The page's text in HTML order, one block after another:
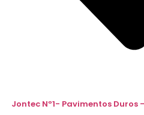
Jontec Nº1- Pavimentos Duros